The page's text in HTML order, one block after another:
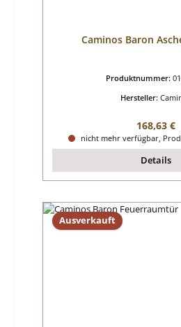
Caminos Baron
Produktnummer:
Hersteller:
Regulärer
168,63 €
nicht mehr verfügbar,
Details
Ausverkauft